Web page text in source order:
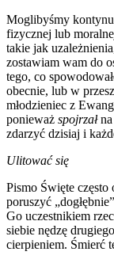
Moglibyśmy
fizycznej lub
takie jak
zostawiam wam do
tego, co
obecnie, lub w
młodzieniec z
ponieważ spojrzałna
zdarzyć dzisiaj i
Ulitować się
Pismo Święte
poruszyć
Go uczestnikiem
siebie nędzę
cierpieniem. Śmierć